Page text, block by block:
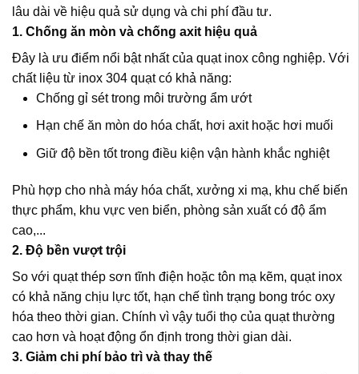
lâu dài về hiệu quả sử dụng và chi phí đầu tư.
1. Chống ăn mòn và chống axit hiệu quả
Đây là ưu điểm nổi bật nhất của quạt inox công nghiệp. Với
chất liệu từ inox 304 quạt có khả năng:
Chống gỉ sét trong môi trường ẩm ướt
Hạn chế ăn mòn do hóa chất, hơi axit hoặc hơi muối
Giữ độ bền tốt trong điều kiện vận hành khắc nghiệt
Phù hợp cho nhà máy hóa chất, xưởng xi mạ, khu chế biến
thực phẩm, khu vực ven biển, phòng sản xuất có độ ẩm
cao,...
2. Độ bền vượt trội
So với quạt thép sơn tĩnh điện hoặc tôn mạ kẽm, quạt inox
có khả năng chịu lực tốt, hạn chế tình trạng bong tróc oxy
hóa theo thời gian. Chính vì vậy tuổi thọ của quạt thường
cao hơn và hoạt động ổn định trong thời gian dài.
3. Giảm chi phí bảo trì và thay thế